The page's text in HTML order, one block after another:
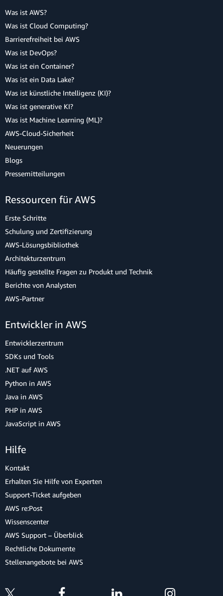
Was ist AWS?
Was ist Cloud Computing?
Barrierefreiheit bei AWS
Was ist DevOps?
Was ist ein Container?
Was ist ein Data Lake?
Was ist künstliche Intelligenz (KI)?
Was ist generative KI?
Was ist Machine Learning (ML)?
AWS-Cloud-Sicherheit
Neuerungen
Blogs
Pressemitteilungen
Ressourcen für AWS
Erste Schritte
Schulung und Zertifizierung
AWS-Lösungsbibliothek
Architekturzentrum
Häufig gestellte Fragen zu Produkt und Technik
Berichte von Analysten
AWS-Partner
Entwickler in AWS
Entwicklerzentrum
SDKs und Tools
.NET auf AWS
Python in AWS
Java in AWS
PHP in AWS
JavaScript in AWS
Hilfe
Kontakt
Erhalten Sie Hilfe von Experten
Support-Ticket aufgeben
AWS re:Post
Wissenscenter
AWS Support – Überblick
Rechtliche Dokumente
Stellenangebote bei AWS